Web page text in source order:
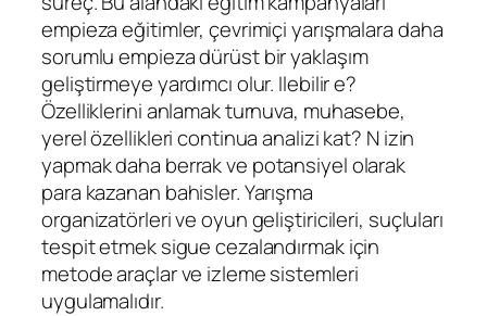
empieza eğitimler, çevrimiçi yarışmalara daha
sorumlu empieza dürüst bir yaklaşım
geliştirmeye yardımcı olur. Ilebilir e?
Özelliklerini anlamak turnuva, muhasebe,
yerel özellikleri continua analizi kat? N izin
yapmak daha berrak ve potansiyel olarak
para kazanan bahisler. Yarışma
organizatörleri ve oyun geliştiricileri, suçluları
tespit etmek sigue cezalandırmak için
metode araçlar ve izleme sistemleri
uygulamalıdır.